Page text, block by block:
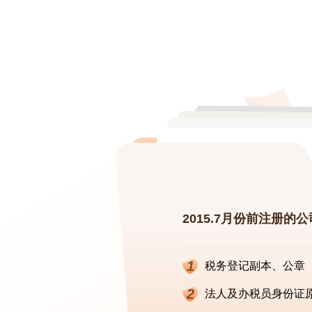
2015.7月份前注册的
1 税务登记副本、公章
2 法人及办税员身份证